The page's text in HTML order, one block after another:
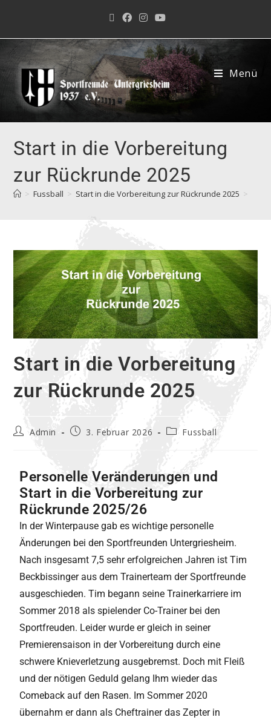
Menü
Start in die Vorbereitung
zur Rückrunde 2025
> Fussball > Start in die Vorbereitung zur Rückrunde 2025 >
Start in die Vorbereitung
zur Rückrunde 2025
Admin 3. Februar 2026 Fussball
Personelle Veränderungen und
Start in die Vorbereitung zur
Rückrunde 2025/26
In der Winterpause gab es wichtige personelle
Änderungen bei den Sportfreunden Untergriesheim.
Nach insgesamt 7,5 sehr erfolgreichen Jahren ist Tim
Beckbissinger aus dem Trainerteam der Sportfreunde
ausgeschieden. Tim begann seine Trainerkarriere im
Sommer 2018 als spielender Co-Trainer bei den
Sportfreuden. Leider wurde er gleich in seiner
Premierensaison in der Vorbereitung durch eine
schwere Knieverletzung ausgebremst. Doch mit Fleiß
und der nötigen Geduld gelang Ihm wieder das
Comeback auf den Rasen. Im Sommer 2020
übernahm er dann als Cheftrainer das Zepter in